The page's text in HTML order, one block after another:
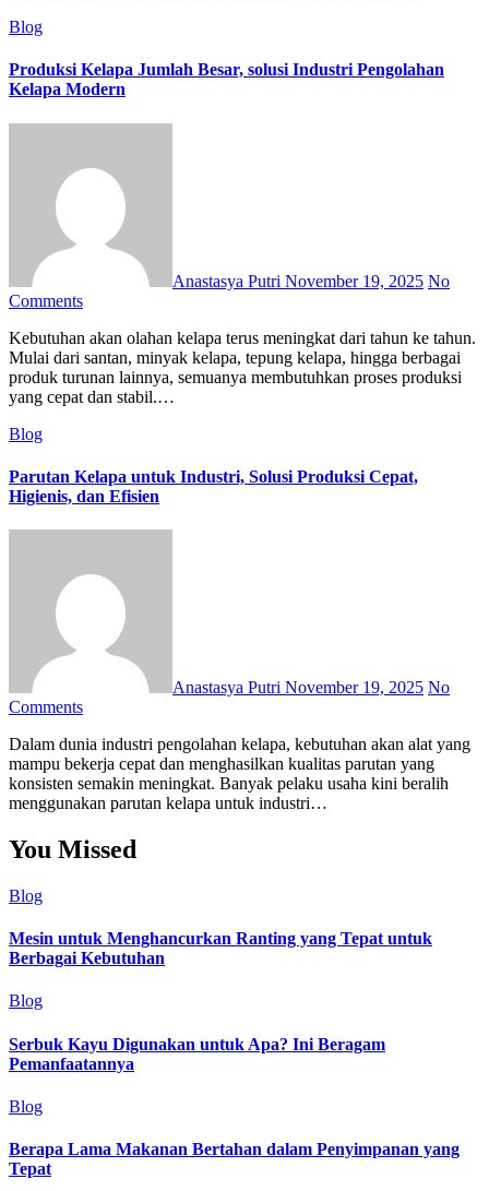
Blog
Produksi Kelapa Jumlah Besar, solusi Industri Pengolahan
Kelapa Modern
Anastasya Putri November 19, 2025 No
Comments
Kebutuhan akan olahan kelapa terus meningkat dari tahun ke tahun.
Mulai dari santan, minyak kelapa, tepung kelapa, hingga berbagai
produk turunan lainnya, semuanya membutuhkan proses produksi
yang cepat dan stabil.…
Blog
Parutan Kelapa untuk Industri, Solusi Produksi Cepat,
Higienis, dan Efisien
Anastasya Putri November 19, 2025 No
Comments
Dalam dunia industri pengolahan kelapa, kebutuhan akan alat yang
mampu bekerja cepat dan menghasilkan kualitas parutan yang
konsisten semakin meningkat. Banyak pelaku usaha kini beralih
menggunakan parutan kelapa untuk industri…
You Missed
Blog
Mesin untuk Menghancurkan Ranting yang Tepat untuk
Berbagai Kebutuhan
Blog
Serbuk Kayu Digunakan untuk Apa? Ini Beragam
Pemanfaatannya
Blog
Berapa Lama Makanan Bertahan dalam Penyimpanan yang
Tepat